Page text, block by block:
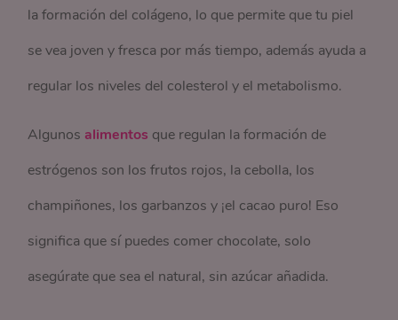
la formación del colágeno, lo que permite que tu piel
se vea joven y fresca por más tiempo, además ayuda a
regular los niveles del colesterol y el metabolismo.
Algunos alimentos que regulan la formación de
estrógenos son los frutos rojos, la cebolla, los
champiñones, los garbanzos y ¡el cacao puro! Eso
significa que sí puedes comer chocolate, solo
asegúrate que sea el natural, sin azúcar añadida.